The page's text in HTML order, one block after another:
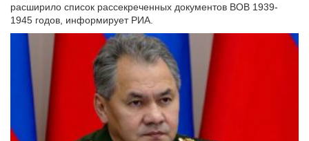
расширило список рассекреченных документов ВОВ 1939-
1945 годов, информирует РИА.